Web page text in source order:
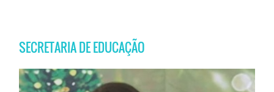
SECRETARIA DE EDUCAÇÃO